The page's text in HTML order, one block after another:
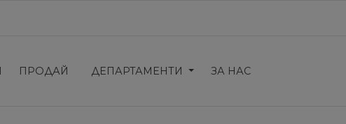
ПРОДАЙ ДЕПАРТАМЕНТИ ЗА НАС